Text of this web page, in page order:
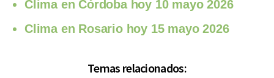
Clima en Córdoba hoy 10 mayo 2026
Clima en Rosario hoy 15 mayo 2026
Temas relacionados: